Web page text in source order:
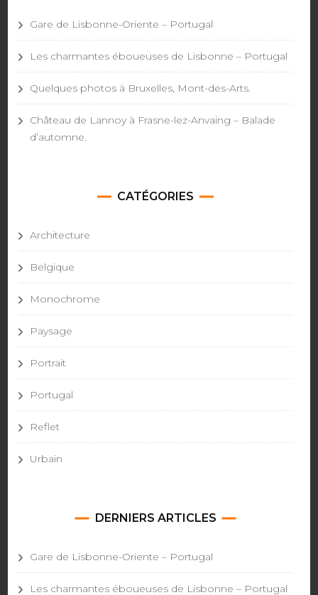
Gare de Lisbonne-Oriente – Portugal
Les charmantes éboueuses de Lisbonne – Portugal
Quelques photos à Bruxelles, Mont-des-Arts.
Château de Lannoy à Frasne-lez-Anvaing – Balade
d’automne.
CATÉGORIES
Architecture
Belgique
Monochrome
Paysage
Portrait
Portugal
Reflet
Urbain
DERNIERS ARTICLES
Gare de Lisbonne-Oriente – Portugal
Les charmantes éboueuses de Lisbonne – Portugal